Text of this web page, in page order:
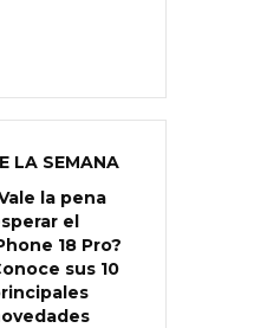
LA SEMANA
la pena
el
18 Pro?
sus 10